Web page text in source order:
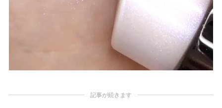
記事が続きます